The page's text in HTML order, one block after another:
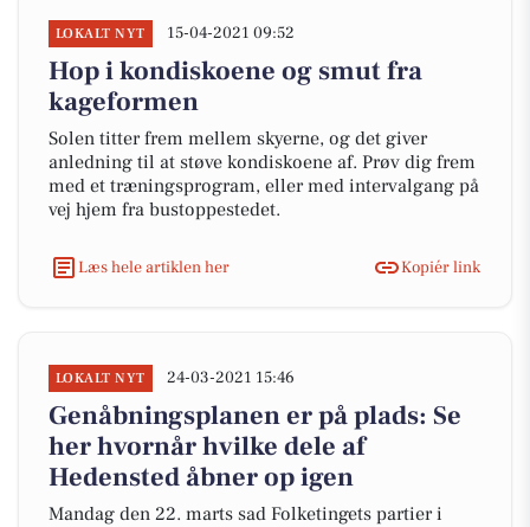
LOKALT NYT 15-04-2021 09:52
Hop i kondiskoene og smut fra
kageformen
Solen titter frem mellem skyerne, og det giver
anledning til at støve kondiskoene af. Prøv dig frem
med et træningsprogram, eller med intervalgang på
vej hjem fra bustoppestedet.
Læs hele artiklen her Kopiér link
LOKALT NYT 24-03-2021 15:46
Genåbningsplanen er på plads: Se
her hvornår hvilke dele af
Hedensted åbner op igen
Mandag den 22. marts sad Folketingets partier i